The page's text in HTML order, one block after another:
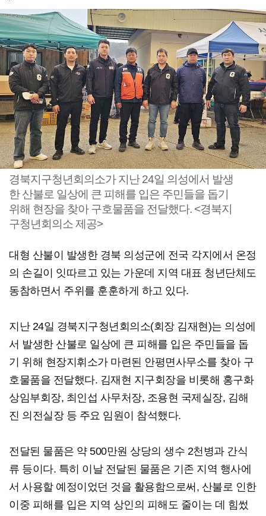
경북지구청년회의소가 지난 24일 의성에서 발생
한 산불로 일상에 큰 피해를 입은 주민들을 돕기
위해 현장을 찾아 구호물품을 전달했다. <경북지
구청년회의소 제공>
대형 산불이 발생한 경북 의성군에 전국 각지에서 온정
의 손길이 잇따르고 있는 가운데 지역 대표 청년단체도
동참하면서 주위를 훈훈하게 하고 있다.
지난 24일 경북지구청년회의소(회장 김재현)는 의성에
서 발생한 산불로 일상에 큰 피해를 입은 주민들을 돕
기 위해 현장지휘소가 마련된 안평면사무소를 찾아 구
호물품을 전달했다. 김재현 지구회장을 비롯해 홍구화
상임부회장, 최인섭 사무처장, 조용현 국제실장, 김해
진 의전실장 등 주요 임원이 참석했다.
전달된 물품은 약 500만원 상당의 생수 2천병과 간식
류 등이다. 특히 이날 전달된 물품은 기존 지역 행사에
서 사용할 예정이었던 것을 활용함으로써, 산불로 인한
이중 피해를 입은 지역 상인의 피해도 줄이는 데 힘썼